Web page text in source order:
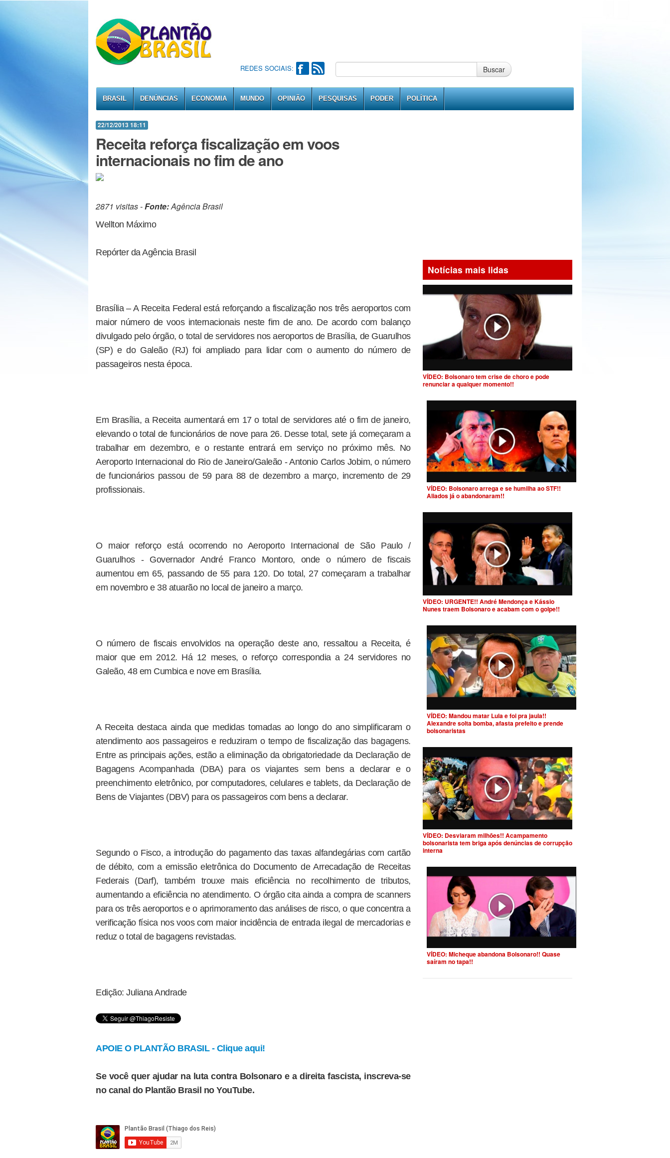
REDES SOCIAIS: Buscar
BRASIL DENÚNCIAS ECONOMIA MUNDO OPINIÃO PESQUISAS PODER POLÍTICA
22/12/2013 18:11
Receita reforça fiscalização em voos
internacionais no fim de ano
2871 visitas -Fonte:Agência Brasil
Wellton Máximo
Repórter da Agência Brasil
Brasília – A Receita Federal está reforçando a fiscalização nos três aeroportos com
maior número de voos internacionais neste fim de ano. De acordo com balanço
divulgado pelo órgão, o total de servidores nos aeroportos de Brasília, de Guarulhos
(SP) e do Galeão (RJ) foi ampliado para lidar com o aumento do número de
passageiros nesta época.
Em Brasília, a Receita aumentará em 17 o total de servidores até o fim de janeiro,
elevando o total de funcionários de nove para 26. Desse total, sete já começaram a
trabalhar em dezembro, e o restante entrará em serviço no próximo mês. No
Aeroporto Internacional do Rio de Janeiro/Galeão - Antonio Carlos Jobim, o número
de funcionários passou de 59 para 88 de dezembro a março, incremento de 29
profissionais.
O maior reforço está ocorrendo no Aeroporto Internacional de São Paulo /
Guarulhos - Governador André Franco Montoro, onde o número de fiscais
aumentou em 65, passando de 55 para 120. Do total, 27 começaram a trabalhar
em novembro e 38 atuarão no local de janeiro a março.
O número de fiscais envolvidos na operação deste ano, ressaltou a Receita, é
maior que em 2012. Há 12 meses, o reforço correspondia a 24 servidores no
Galeão, 48 em Cumbica e nove em Brasília.
A Receita destaca ainda que medidas tomadas ao longo do ano simplificaram o
atendimento aos passageiros e reduziram o tempo de fiscalização das bagagens.
Entre as principais ações, estão a eliminação da obrigatoriedade da Declaração de
Bagagens Acompanhada (DBA) para os viajantes sem bens a declarar e o
preenchimento eletrônico, por computadores, celulares e tablets, da Declaração de
Bens de Viajantes (DBV) para os passageiros com bens a declarar.
Segundo o Fisco, a introdução do pagamento das taxas alfandegárias com cartão
de débito, com a emissão eletrônica do Documento de Arrecadação de Receitas
Federais (Darf), também trouxe mais eficiência no recolhimento de tributos,
aumentando a eficiência no atendimento. O órgão cita ainda a compra de scanners
para os três aeroportos e o aprimoramento das análises de risco, o que concentra a
verificação física nos voos com maior incidência de entrada ilegal de mercadorias e
reduz o total de bagagens revistadas.
Edição: Juliana Andrade
APOIE O PLANTÃO BRASIL - Clique aqui!
Se você quer ajudar na luta contra Bolsonaro e a direita fascista, inscreva-se
no canal do Plantão Brasil no YouTube.
Notícias mais lidas
VÍDEO: Bolsonaro tem crise de choro e pode
renunciar a qualquer momento!!
VÍDEO: Bolsonaro arrega e se humilha ao STF!!
Aliados já o abandonaram!!
VÍDEO: URGENTE!! André Mendonça e Kássio
Nunes traem Bolsonaro e acabam com o golpe!!
VÍDEO: Mandou matar Lula e foi pra jaula!!
Alexandre solta bomba, afasta prefeito e prende
bolsonaristas
VÍDEO: Desviaram milhões!! Acampamento
bolsonarista tem briga após denúncias de corrupção
interna
VÍDEO: Micheque abandona Bolsonaro!! Quase
saíram no tapa!!